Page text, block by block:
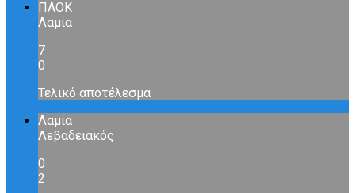
ΠΑΟΚ
Λαμία
7
0
Τελικό αποτέλεσμα
Λαμία
Λεβαδειακός
0
2